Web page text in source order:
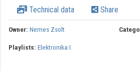
Contributors
Technical data Share
Owner: Nemes Zsolt
Playlists: Elektronika I.